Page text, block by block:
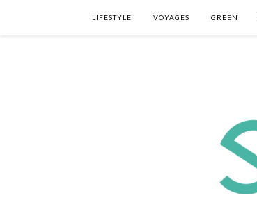
LIFESTYLE VOYAGES GREEN